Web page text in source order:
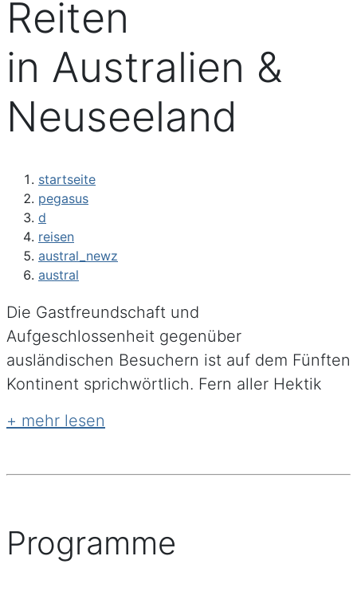
Reiten
in Australien &
Neuseeland
startseite
pegasus
d
reisen
austral_newz
austral
Die Gastfreundschaft und
Aufgeschlossenheit gegenüber
ausländischen Besuchern ist auf dem Fünften
Kontinent sprichwörtlich. Fern aller Hektik
lockere Atmosphäre. Überall spüren Sie den
sich deshalb nicht, wenn Sie von den
angesprochen werden, das gehört in „Down
Under“ zum guten Ton. Und falls Ihnen
Programme